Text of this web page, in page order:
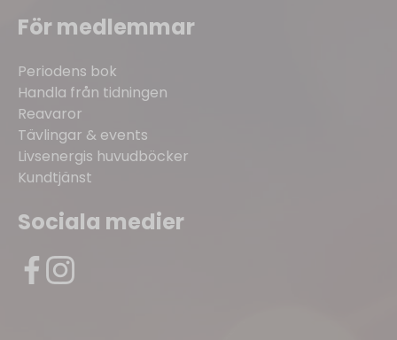
För medlemmar
Periodens bok
Handla från tidningen
Reavaror
Tävlingar & events
Livsenergis huvudböcker
Kundtjänst
Sociala medier